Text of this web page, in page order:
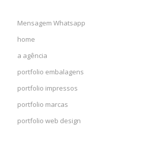
Mensagem Whatsapp
home
a agência
portfolio embalagens
portfolio impressos
portfolio marcas
portfolio web design